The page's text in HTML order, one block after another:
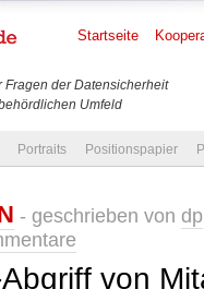
Fragen der Datensicherheit
Umfeld
Startseite
Portraits Positionspapier
- geschrieben von dp
von